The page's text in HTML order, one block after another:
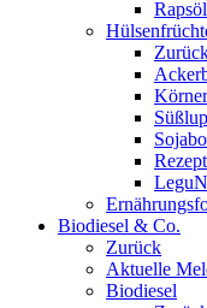
Biodiesel & Co.
Zurück
Aktuelle
Biodiesel